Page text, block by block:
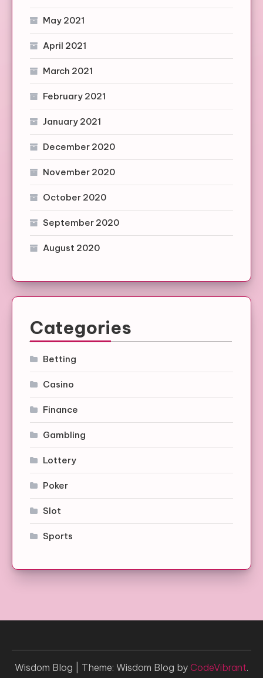
May 2021
April 2021
March 2021
February 2021
January 2021
December 2020
November 2020
October 2020
September 2020
August 2020
Categories
Betting
Casino
Finance
Gambling
Lottery
Poker
Slot
Sports
Wisdom Blog Theme: Wisdom Blog by CodeVibrant.